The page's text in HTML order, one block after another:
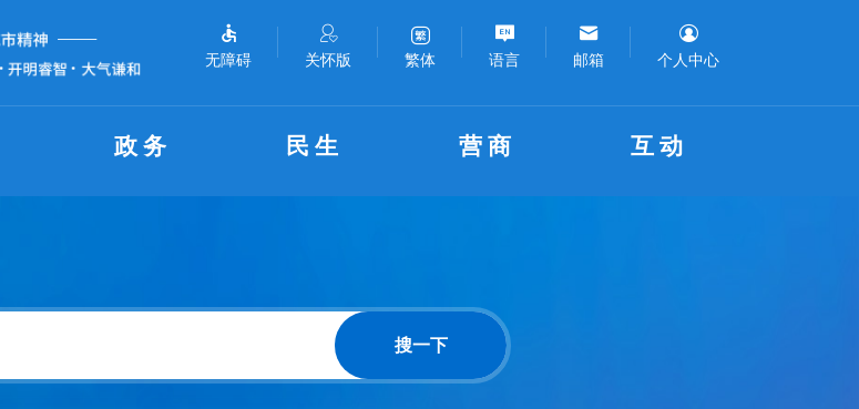
无障碍 关怀版 繁体 语言 邮箱 个人中心
政务 民生 营商 互动
搜一下